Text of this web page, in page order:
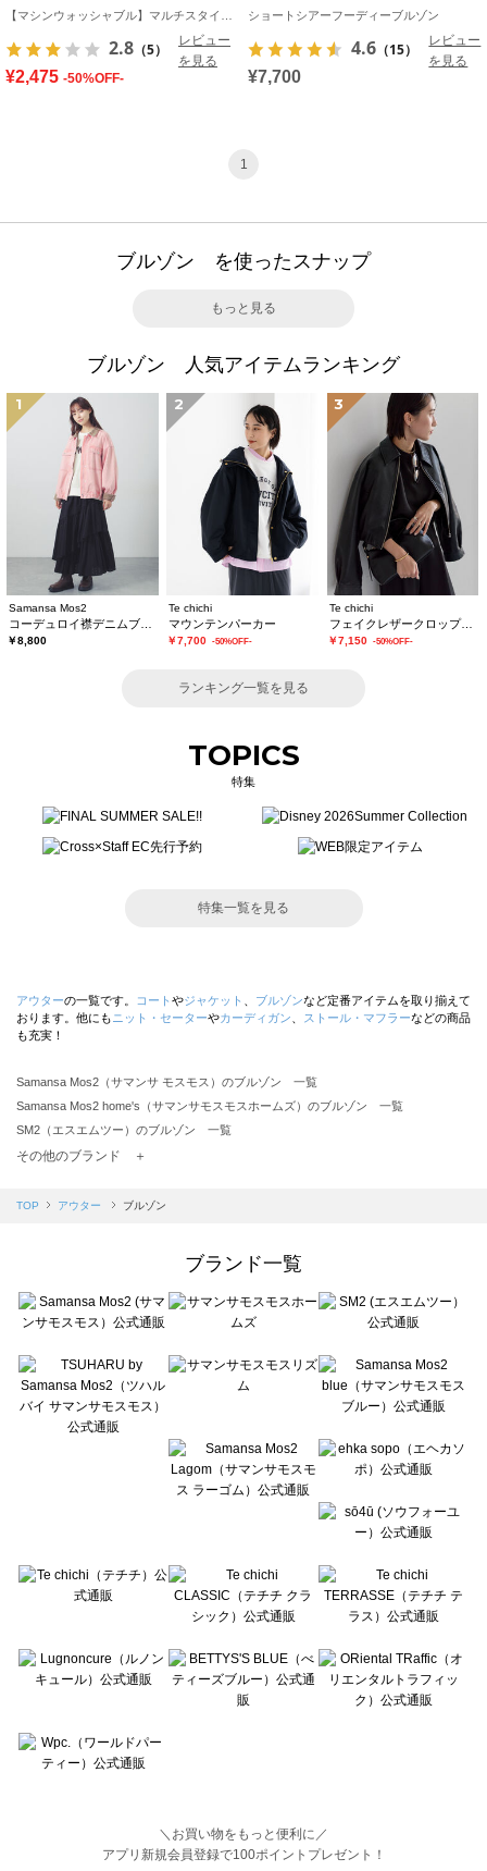
2.8 （5）
レビュー
を見る
¥2,475 -50%OFF-
ショートシアーフーディーブルゾン
4.6 （15）
レビュー
を見る
¥7,700
1
ブルゾン を使ったスナップ
もっと見る
ブルゾン 人気アイテムランキング
1
Samansa Mos2
￥8,800
2
Te chichi
マウンテンパーカー
￥7,700 -50%OFF-
3
Te chichi
フェイクレザークロップドブルゾン
￥7,150 -50%OFF-
ランキング一覧を見る
TOPICS
特集
特集一覧を見る
アウターの一覧です。 コート やジャケット ブルゾンなど定番アイテムを取り揃えて
おります。他にも ニット・セーターやカーディガン ストール・マフラーなどの商品
も充実！
Samansa Mos2（サマンサ モスモス）のブルゾン 一覧
Samansa Mos2 home's（サマンサモスモスホームズ）のブルゾン 一覧
SM2（エスエムツー）のブルゾン 一覧
TSUHARU by Samansa Mos2（ツハルバイサマンサモスモス）のブルゾン 一覧
Samansa Mos2 blue（サマンサモスモス ブルー）のブルゾン 一覧
sō4ū（ソウフォーユー）のブルゾン 一覧
Te chichi（テチチ）のブルゾン 一覧
Te chichi CLASSIC（テチチ クラシック）のブルゾン 一覧
Lugnoncure（ルノンキュール）のブルゾン 一覧
BETTY'S BLUE（べティーズブルー）のブルゾン 一覧
Wpc.（ワールドパーティー）のブルゾン 一覧
その他のブランド ＋
TOP アウター ブルゾン
ブランド一覧
＼お買い物をもっと便利に／
アプリ新規会員登録で100ポイントプレゼント！